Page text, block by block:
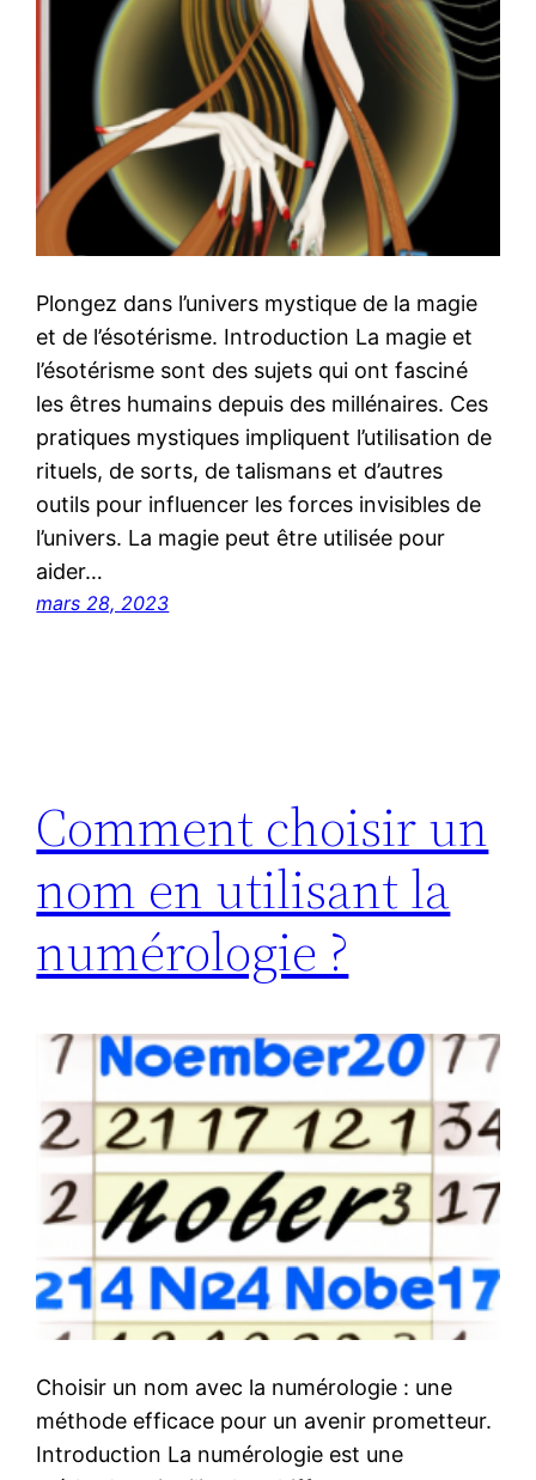
Plongez dans l’univers mystique de la magie
et de l’ésotérisme. Introduction La magie et
l’ésotérisme sont des sujets qui ont fasciné
les êtres humains depuis des millénaires. Ces
pratiques mystiques impliquent l’utilisation de
rituels, de sorts, de talismans et d’autres
outils pour influencer les forces invisibles de
l’univers. La magie peut être utilisée pour
aider…
mars 28, 2023
Comment choisir un
nom en utilisant la
numérologie ?
Choisir un nom avec la numérologie : une
méthode efficace pour un avenir prometteur.
Introduction La numérologie est une